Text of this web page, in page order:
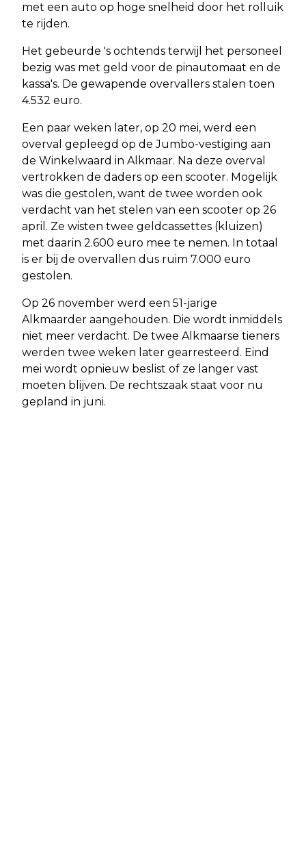
met een auto op hoge snelheid door het rolluik
te rijden.
Het gebeurde 's ochtends terwijl het personeel
bezig was met geld voor de pinautomaat en de
kassa's. De gewapende overvallers stalen toen
4.532 euro.
Een paar weken later, op 20 mei, werd een
overval gepleegd op de Jumbo-vestiging aan
de Winkelwaard in Alkmaar. Na deze overval
vertrokken de daders op een scooter. Mogelijk
was die gestolen, want de twee worden ook
verdacht van het stelen van een scooter op 26
april. Ze wisten twee geldcassettes (kluizen)
met daarin 2.600 euro mee te nemen. In totaal
is er bij de overvallen dus ruim 7.000 euro
gestolen.
Op 26 november werd een 51-jarige
Alkmaarder aangehouden. Die wordt inmiddels
niet meer verdacht. De twee Alkmaarse tieners
werden twee weken later gearresteerd. Eind
mei wordt opnieuw beslist of ze langer vast
moeten blijven. De rechtszaak staat voor nu
gepland in juni.